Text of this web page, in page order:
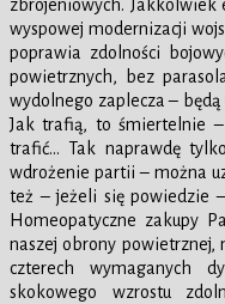
zbrojeniowych.
wyspowej modernizacji
poprawia zdolności
powietrznych, bez
wydolnego zaplecza – będą
Jak trafią, to śmiertelnie
trafić… Tak naprawdę
wdrożenie partii – można
też – jeżeli się powiedzie
Homeopatyczne zakupy
naszej obrony powietrznej,
czterech wymaganych
skokowego wzrostu